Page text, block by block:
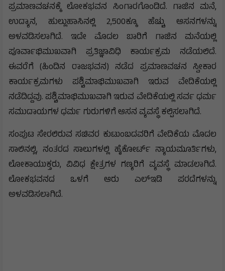
ಪ್ರಮಾಣವಚನಕ್ಕೆ ಲೋಕಭವನ ಸಿಂಗಾರಗೊಂಡಿದೆ. ‌ಗಾಜಿನ ಮನೆ,
ಉದ್ಯಾನ, ಹುಲ್ಲುಹಾಸಿನಲ್ಲಿ 2,500ಕ್ಕೂ ಹೆಚ್ಚು ಆಸನಗಳನ್ನು
ಅಳವಡಿಸಲಾಗಿದೆ. ಇದೇ ಮೊದಲ ಬಾರಿಗೆ ಗಾಜಿನ ಮನೆಯಲ್ಲಿ
ಪೂರ್ವಾಭಿಮುಖವಾಗಿ ಪ್ರತಿಜ್ಞಾವಿಧಿ ಕಾರ್ಯಕ್ರಮ ನಡೆಯಲಿದೆ.
ಈವರೆಗೆ (ಹಿಂದಿನ ರಾಜಭವನ) ನಡೆದ ಪ್ರಮಾಣವಚನ ಸ್ವೀಕಾರ
ಕಾರ್ಯಕ್ರಮಗಳು ಪಶ್ಚಿಮಾಭಿಮುಖವಾಗಿ ಇರುವ ವೇದಿಕೆಯಲ್ಲಿ
ನಡೆದಿದ್ದವು. ಪಶ್ಚಿಮಾಭಿಮುಖವಾಗಿ ಇರುವ ವೇದಿಕೆಯಲ್ಲಿ ಸರ್ವ ಧರ್ಮ
ಸಮುದಾಯಗಳ ಧರ್ಮ ಗುರುಗಳಿಗೆ ಆಸನ ವ್ಯವಸ್ಥೆ ಕಲ್ಪಿಸಲಾಗಿದೆ.
ಸಂಪುಟ ಸೇರಲಿರುವ ಸಚಿವರ ಕುಟುಂಬದವರಿಗೆ ವೇದಿಕೆಯ ಮೊದಲ
ಸಾಲಿನಲ್ಲಿ, ನಂತರದ ಸಾಲುಗಳಲ್ಲಿ ಹೈಕೋರ್ಟ್‌ ನ್ಯಾಯಮೂರ್ತಿಗಳು,
ಲೋಕಾಯುಕ್ತರು, ವಿವಿಧ ಕ್ಷೇತ್ರಗಳ ಗಣ್ಯರಿಗೆ ವ್ಯವಸ್ಥೆ ಮಾಡಲಾಗಿದೆ.
ಲೋಕಭವನದ ಒಳಗೆ ಆರು ಎಲ್‌ಇಡಿ ಪರದೆಗಳನ್ನು
ಅಳವಡಿಸಲಾಗಿದೆ.